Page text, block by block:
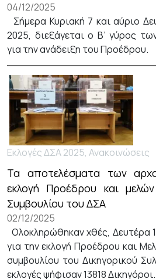
04/12/2025
Σήμερα Κυριακή 7 και αύριο
2025, διεξάγεται ο Β’ γύρος
για την ανάδειξη του Προέδρου.
Εκλογές ΔΣΑ 2025, Ανακοινώσεις
Τα αποτελέσματα των
εκλογή Προέδρου και μελών
Συμβουλίου του ΔΣΑ
02/12/2025
Ολοκληρώθηκαν χθές, Δευτέρα
για την εκλογή Προέδρου και
συμβουλίου του Δικηγορικού
εκλογές ψήφισαν 13818 Δικηγόροι.